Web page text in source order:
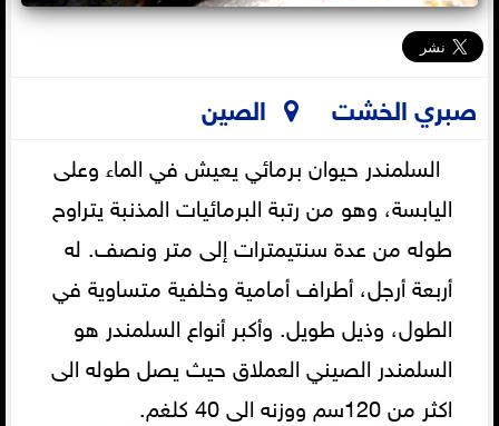
صبري الخشت الصين
السلمندر حيوان برمائي يعيش في الماء وعلى
اليابسة، وهو من رتبة البرمائيات المذنبة يتراوح
طوله من عدة سنتيمترات إلى متر ونصف. له
أربعة أرجل، أطراف أمامية وخلفية متساوية في
الطول، وذيل طويل. وأكبر أنواع السلمندر هو
السلمندر الصيني العملاق حيث يصل طوله الى
اكثر من 120سم ووزنه الى 40 كلغم.